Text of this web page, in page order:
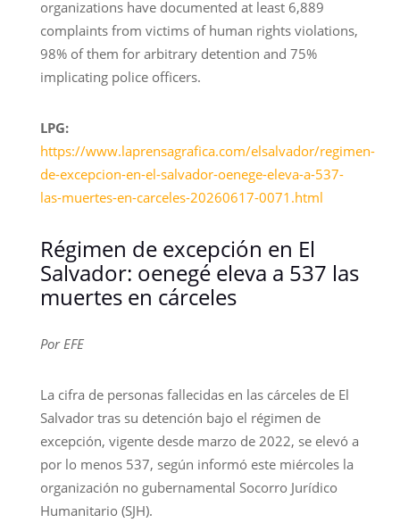
organizations have documented at least 6,889
complaints from victims of human rights violations,
98% of them for arbitrary detention and 75%
implicating police officers.
LPG:
https://www.laprensagrafica.com/elsalvador/regimen-
de-excepcion-en-el-salvador-oenege-eleva-a-537-
las-muertes-en-carceles-20260617-0071.html
Régimen de excepción en El
Salvador: oenegé eleva a 537 las
muertes en cárceles
Por EFE
La cifra de personas fallecidas en las cárceles de El
Salvador tras su detención bajo el régimen de
excepción, vigente desde marzo de 2022, se elevó a
por lo menos 537, según informó este miércoles la
organización no gubernamental Socorro Jurídico
Humanitario (SJH).